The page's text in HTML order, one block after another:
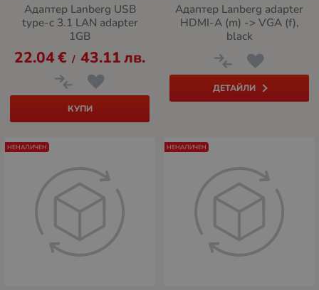
Адаптер Lanberg USB
type-c 3.1 LAN adapter
1GB
22.04€ / 43.11лв.
КУПИ
Адаптер Lanberg adapter
HDMI-A (m) -> VGA (f),
black
ДЕТАЙЛИ
НЕНАЛИЧЕН НЕНАЛИЧЕН